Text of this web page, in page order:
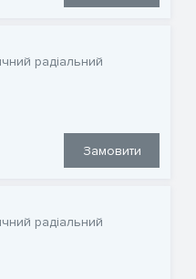
радіальний
Замовити
радіальний